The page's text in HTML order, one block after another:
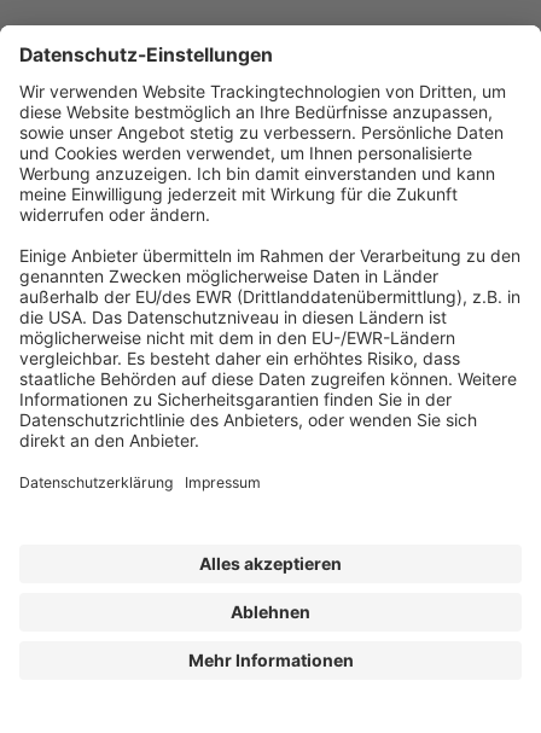
Abonnement anfordern|Abo kündigen |
Werben bei uns
Pflege"?
|Datenschutz